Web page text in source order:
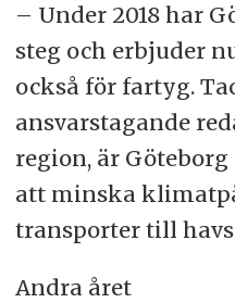
– Under 2018 har
steg och erbjuder
också för fartyg.
ansvarstagande
region, är
att minska
transporter till
Andra året